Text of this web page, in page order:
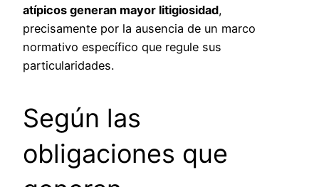
atípicos generan mayor litigiosidad,
precisamente por la ausencia de un marco
normativo específico que regule sus
particularidades.
Según las
obligaciones que